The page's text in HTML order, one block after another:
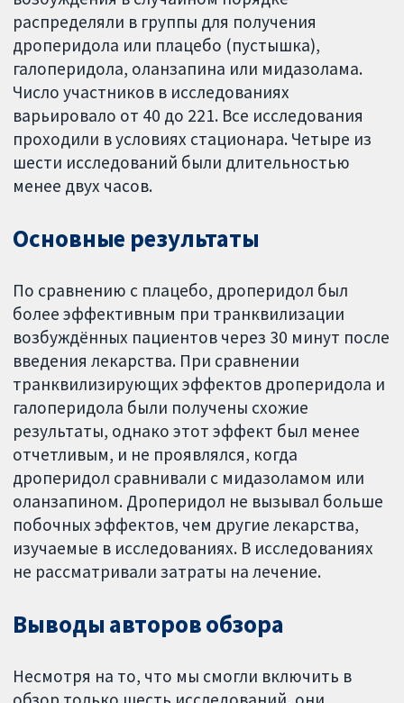
распределяли в группы для получения
дроперидола или плацебо (пустышка),
галоперидола, оланзапина или мидазолама.
Число участников в исследованиях
варьировало от 40 до 221. Все исследования
проходили в условиях стационара. Четыре из
шести исследований были длительностью
менее двух часов.
Основные результаты
По сравнению с плацебо, дроперидол был
более эффективным при транквилизации
возбуждённых пациентов через 30 минут после
введения лекарства. При сравнении
транквилизирующих эффектов дроперидола и
галоперидола были получены схожие
результаты, однако этот эффект был менее
отчетливым, и не проявлялся, когда
дроперидол сравнивали с мидазоламом или
оланзапином. Дроперидол не вызывал больше
побочных эффектов, чем другие лекарства,
изучаемые в исследованиях. В исследованиях
не рассматривали затраты на лечение.
Выводы авторов обзора
Несмотря на то, что мы смогли включить в